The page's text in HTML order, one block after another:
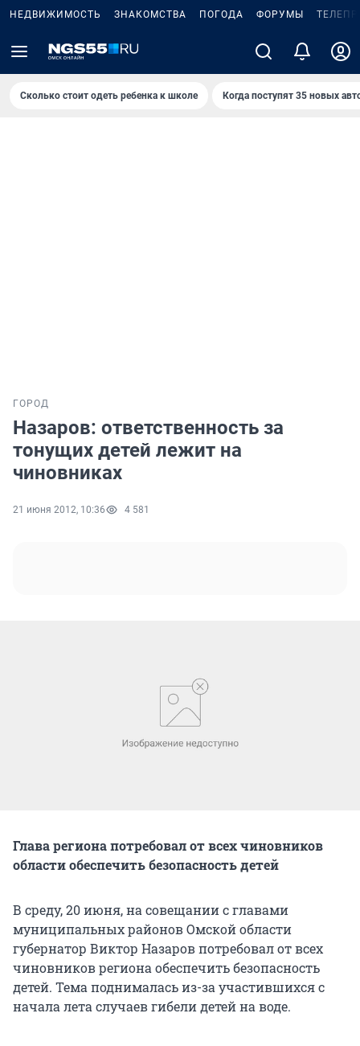
НЕДВИЖИМОСТЬ ЗНАКОМСТВА ПОГОДА ФОРУМЫ
Сколько стоит одеть ребенка к школе Когда поступят 35 новых
ГОРОД
Назаров: ответственность за
тонущих детей лежит на
чиновниках
21 июня 2012, 10:36 4 581
Глава региона потребовал от всех чиновников
области обеспечить безопасность детей
В среду, 20 июня, на совещании с главами
муниципальных районов Омской области
губернатор Виктор Назаров потребовал от всех
чиновников региона обеспечить безопасность
детей. Тема поднималась из-за участившихся с
начала лета случаев гибели детей на воде.